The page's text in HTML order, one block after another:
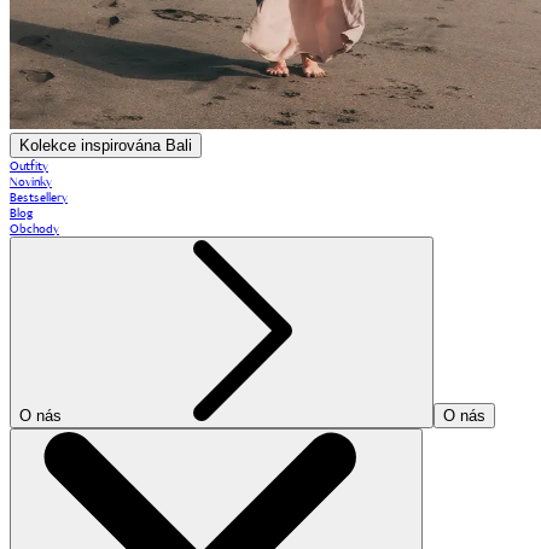
Kolekce inspirována Bali
Outfity
Novinky
Bestsellery
Blog
Obchody
O nás O nás